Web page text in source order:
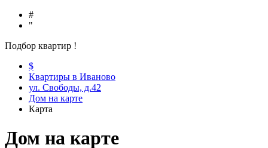
#
"
Подбор квартир !
$
Квартиры в Иваново
ул. Свободы, д.42
Дом на карте
Карта
Дом на карте